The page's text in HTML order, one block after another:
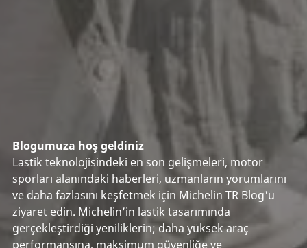
Blogumuza hoş geldiniz
Lastik teknolojisindeki en son gelişmeleri, motor
sporları alanındaki haberleri, uzmanların yorumlarını
ve daha fazlasını keşfetmek için Michelin TR Blog'u
ziyaret edin. Michelin’in lastik tasarımında
gerçekleştirdiği yeniliklerin; daha yüksek araç
performansına, maksimum güvenliğe ve